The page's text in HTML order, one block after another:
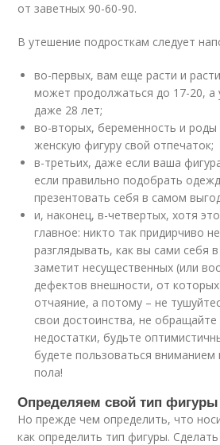
от заветных 90-60-90.
В утешение подросткам следует
во-первых, вам еще расти и
может продолжаться до 17-20, а
даже 28 лет;
во-вторых, беременность и
женскую фигуру свой отпечаток;
в-третьих, даже если ваша
если правильно подобрать
презентовать себя в самом
и, наконец, в-четвертых, хотя
главное: никто так придирчиво
разглядывать, как вы сами себя
заметит несущественных (или
дефектов внешности, от
отчаяние, а потому – не
свои достоинства, не
недостатки, будьте
будете пользоваться
пола!
Определяем свой тип фигуры
Но прежде чем определить, что
как определить тип фигуры.